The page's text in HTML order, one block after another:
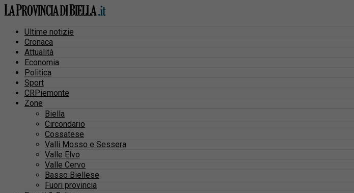
Ultime notizie
Cronaca
Attualità
Economia
Politica
Sport
CRPiemonte
Zone
Biella
Circondario
Cossatese
Valli Mosso e Sessera
Valle Elvo
Valle Cervo
Basso Biellese
Fuori provincia